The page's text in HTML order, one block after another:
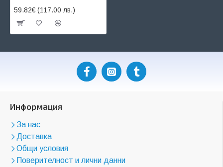
59.82€ (117.00 лв.)
Информация
За нас
Доставка
Общи условия
Поверителност и лични данни